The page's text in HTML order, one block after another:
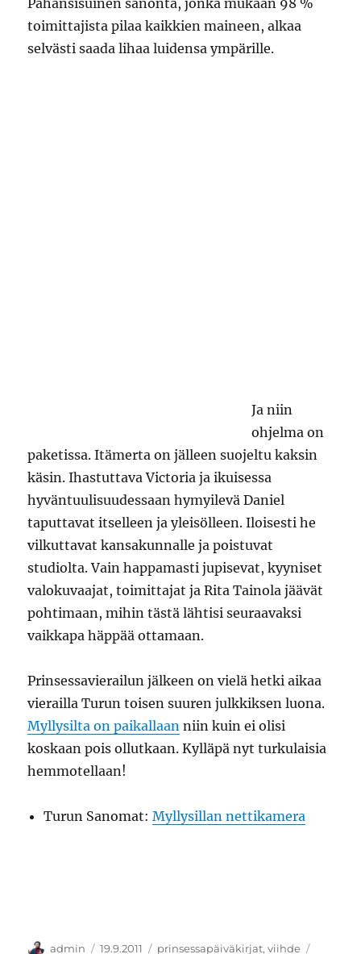
Pahansisuinen sanonta, jonka mukaan 98 %
toimittajista pilaa kaikkien maineen, alkaa
selvästi saada lihaa luidensa ympärille.
Ja niin
ohjelma on
paketissa. Itämerta on jälleen suojeltu kaksin
käsin. Ihastuttava Victoria ja ikuisessa
hyväntuulisuudessaan hymyilevä Daniel
taputtavat itselleen ja yleisölleen. Iloisesti he
vilkuttavat kansakunnalle ja poistuvat
studiolta. Vain happamasti jupisevat, kyyniset
valokuvaajat, toimittajat ja Rita Tainola jäävät
pohtimaan, mihin tästä lähtisi seuraavaksi
vaikkapa häppää ottamaan.
Prinsessavierailun jälkeen on vielä hetki aikaa
vierailla Turun toisen suuren julkkiksen luona.
Myllysilta on paikallaan niin kuin ei olisi
koskaan pois ollutkaan. Kylläpä nyt turkulaisia
hemmotellaan!
Turun Sanomat:Myllysillan nettikamera
Kirjoittaja
admin Julkaistu
19.9.2011 Kategoriat
prinsessapäiväkirjat,viihde